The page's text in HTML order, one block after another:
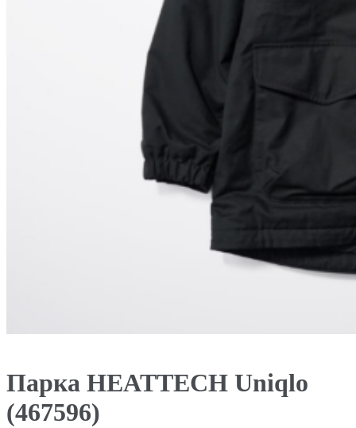
Парка HEATTECH Uniqlo
(467596)